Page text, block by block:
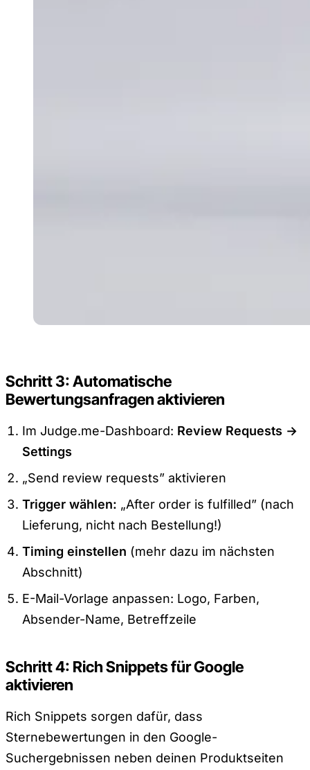
Schritt 3: Automatische
Bewertungsanfragen aktivieren
Im Judge.me-Dashboard: Review Requests →
Settings
„Send review requests” aktivieren
Trigger wählen: „After order is fulfilled” (nach
Lieferung, nicht nach Bestellung!)
Timing einstellen (mehr dazu im nächsten
Abschnitt)
E-Mail-Vorlage anpassen: Logo, Farben,
Absender-Name, Betreffzeile
Schritt 4: Rich Snippets für Google
aktivieren
Rich Snippets sorgen dafür, dass
Sternebewertungen in den Google-
Suchergebnissen neben deinen Produktseiten